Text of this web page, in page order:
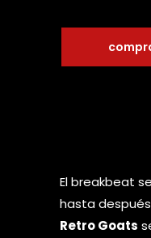
El breakbeat
hasta
Retro Goats